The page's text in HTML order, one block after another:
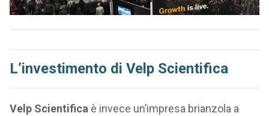
L’investimento di Velp Scientifica
Velp Scientificaè invece un’impresa brianzola a